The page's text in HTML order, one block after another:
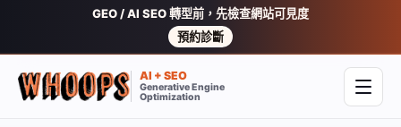
GEO / AI SEO 轉型前，先檢查網站可見度
預約診斷
AI + SEO
Generative Engine
Optimization
開啟